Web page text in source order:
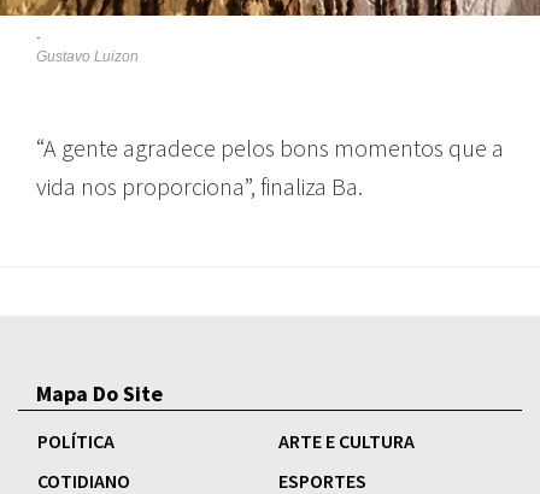
Gustavo Luizon
“A gente agradece pelos bons momentos que a
vida nos proporciona”, finaliza Ba.
Mapa Do Site
POLÍTICA
ARTE E CULTURA
COTIDIANO
ESPORTES